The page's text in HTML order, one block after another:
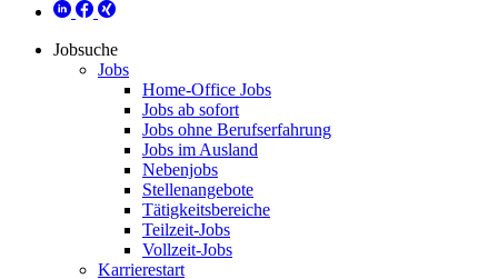
Jobsuche
Jobs
Home-Office Jobs
Jobs ab sofort
Jobs ohne Berufserfahrung
Jobs im Ausland
Nebenjobs
Stellenangebote
Tätigkeitsbereiche
Teilzeit-Jobs
Vollzeit-Jobs
Karrierestart